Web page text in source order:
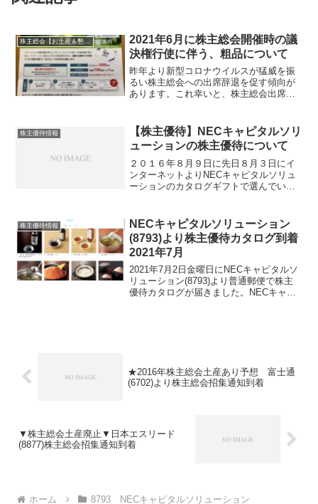
株主総会【お土産＆懇談会】巡り
2021年6月に株主総会開催時の議
決権行使に伴う、粗品について
昨年より新型コロナウイルスが猛威を振
るい株主総会への出席辞退を促す傾向が
あります。これ幸いと、株主総会出席者
てもらわないと株主総会開催時の決議に
影響がある可能性もありま...
株主優待情報
【株主優待】NECキャピタルソリ
ューションの株主優待について
２０１６年８月９日に先日８月３日にイ
ンターネットよりNECキャピタルソリュ
ーションのカタログギフトで選んでいた
くとは早いですね選んだのはカレー４食
セットです。チキンカレ...
株主優待情報
NECキャピタルソリューション
(8793)より株主優待カタログ到着
2021年7月
2021年7月2日金曜日にNECキャピタルソ
リューション(8793)より普通郵便で株主
優待カタログが届きました。NECキャピ
★2016年株主総会土産あり予想 富士通
(6702)より株主総会招集通知到着
▼株主総会土産廃止▼日本エスリード
(8877)株主総会招集通知到着
ホーム 8793 NECキャピタルソリューション